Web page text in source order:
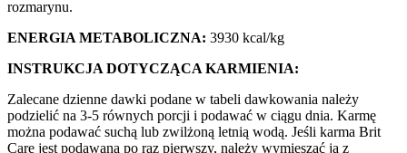
rozmarynu.
ENERGIA METABOLICZNA: 3930 kcal/kg
INSTRUKCJA DOTYCZĄCA KARMIENIA:
Zalecane dzienne dawki podane w tabeli dawkowania należy
podzielić na 3-5 równych porcji i podawać w ciągu dnia. Karmę
można podawać suchą lub zwilżoną letnią wodą. Jeśli karma Brit
Care jest podawana po raz pierwszy, należy wymieszać ją z